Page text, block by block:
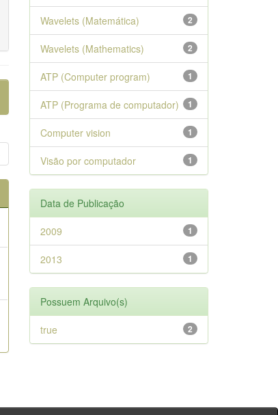
2
Wavelets (Matemática)
2
Wavelets (Mathematics)
1
ATP (Computer program)
1
ATP (Programa de computador)
1
Computer vision
1
Visão por computador
Data de Publicação
1
2009
1
2013
Possuem Arquivo(s)
2
true